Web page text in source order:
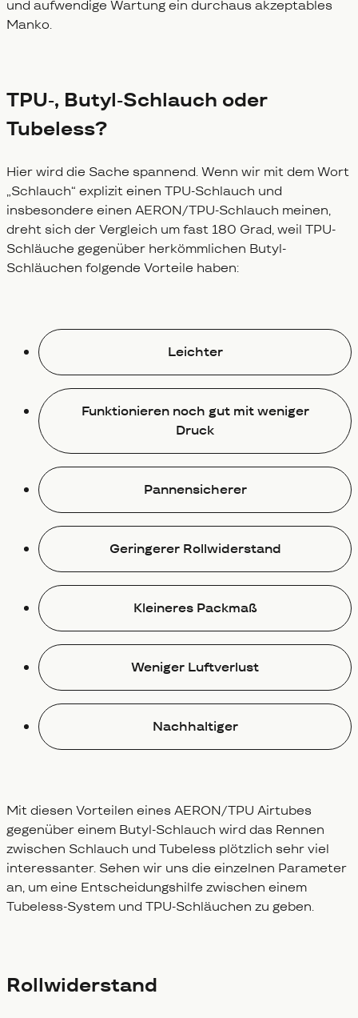
und aufwendige Wartung ein durchaus akzeptables
Manko.
TPU-, Butyl-Schlauch oder
Tubeless?
Hier wird die Sache spannend. Wenn wir mit dem Wort
„Schlauch“ explizit einen TPU-Schlauch und
insbesondere einen AERON/TPU-Schlauch meinen,
dreht sich der Vergleich um fast 180 Grad, weil TPU-
Schläuche gegenüber herkömmlichen Butyl-
Schläuchen folgende Vorteile haben:
Leichter
Funktionieren noch gut mit weniger
Druck
Pannensicherer
Geringerer Rollwiderstand
Kleineres Packmaß
Weniger Luftverlust
Nachhaltiger
Mit diesen Vorteilen eines AERON/TPU Airtubes
gegenüber einem Butyl-Schlauch wird das Rennen
zwischen Schlauch und Tubeless plötzlich sehr viel
interessanter. Sehen wir uns die einzelnen Parameter
an, um eine Entscheidungshilfe zwischen einem
Tubeless-System und TPU-Schläuchen zu geben.
Rollwiderstand